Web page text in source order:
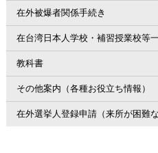
在外被爆者関係手続き
在台湾日本人学校・補習授業校等
教科書
その他案内（各種お役立ち情報）
在外選挙人登録申請（来所が困難